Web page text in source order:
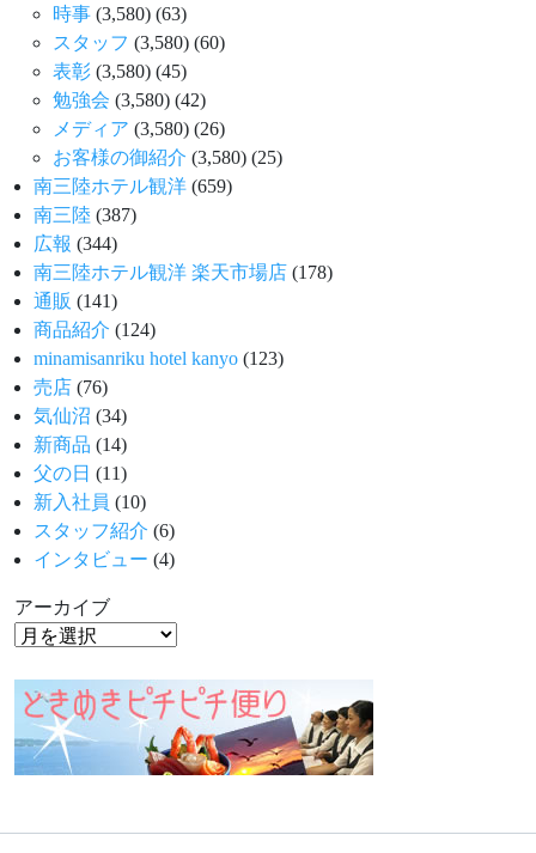
時事 (3,580) (63)
スタッフ (3,580) (60)
表彰 (3,580) (45)
勉強会 (3,580) (42)
メディア (3,580) (26)
お客様の御紹介 (3,580) (25)
南三陸ホテル観洋 (659)
南三陸 (387)
広報 (344)
南三陸ホテル観洋 楽天市場店 (178)
通販 (141)
商品紹介 (124)
minamisanriku hotel kanyo (123)
売店 (76)
気仙沼 (34)
新商品 (14)
父の日 (11)
新入社員 (10)
スタッフ紹介 (6)
インタビュー (4)
アーカイブ